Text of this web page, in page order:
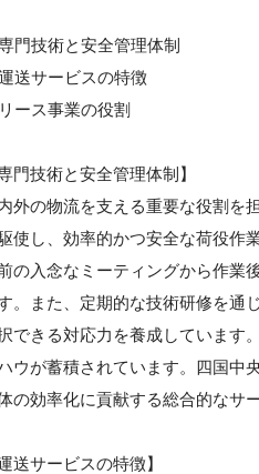
門技術と安全管理体制
送サービスの特徴
ース事業の役割
門技術と安全管理体制】
外の物流を支える重要な役割を
使し、効率的かつ安全な荷役作
の入念なミーティングから作
。また、定期的な技術研修を
できる対応力を養成していま
ウが蓄積されています。四国中
の効率化に貢献する総合的なサ
送サービスの特徴】